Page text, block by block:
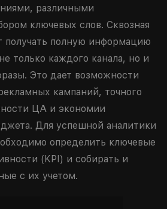
различными
ключевых слов. Сквозная
получать полную информацию
только каждого канала, но и
Это дает возможности
кампаний, точного
ЦА и экономии
Для успешной аналитики
определить ключевые
(KPI) и собирать и
с их учетом.